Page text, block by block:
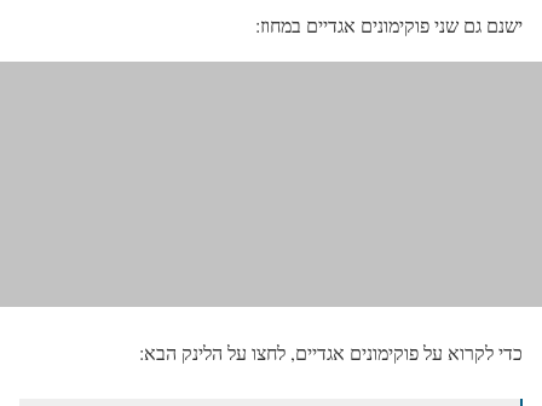
ישנם גם שני פוקימונים אגדיים במחוז:
כדי לקרוא על פוקימונים אגדיים, לחצו על הלינק הבא: